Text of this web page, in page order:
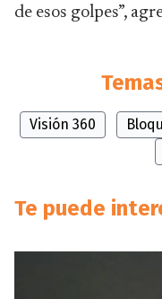
de esos golpes”,
Visión 360
Te puede